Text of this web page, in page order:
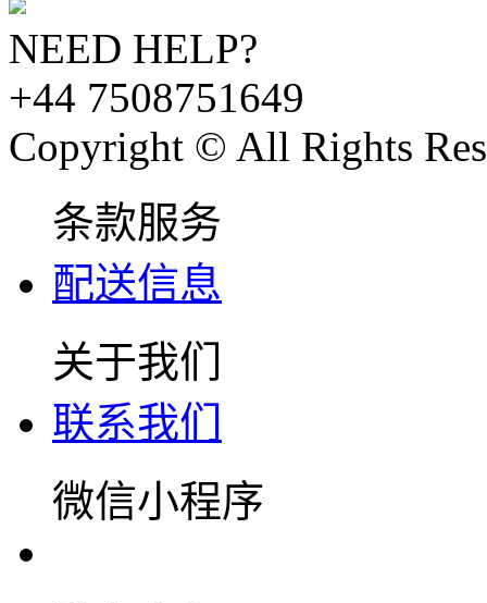
NEED HELP?
+44 7508751649
Copyright © All Rights
条款服务
配送信息
关于我们
联系我们
微信小程序